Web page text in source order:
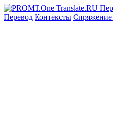
Перевод Контексты Спряжение